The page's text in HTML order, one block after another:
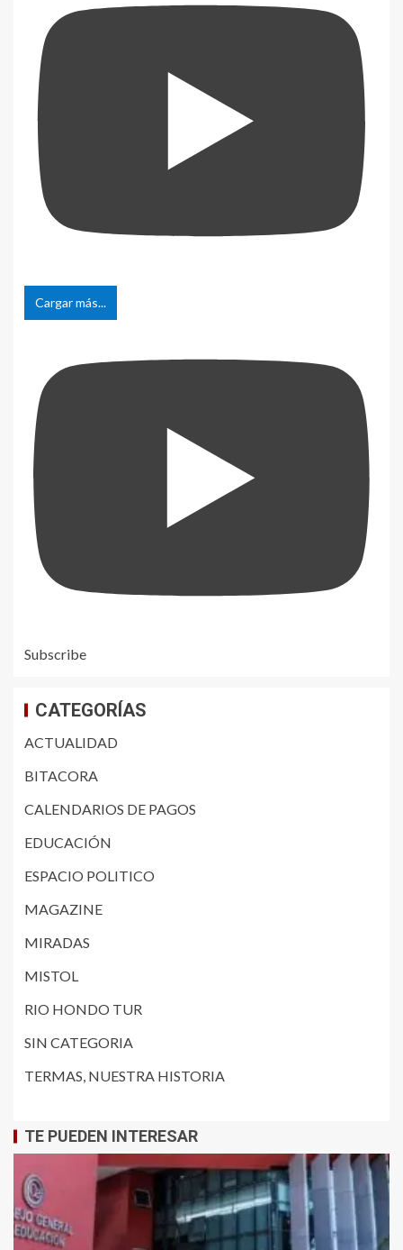
Cargar más...
Subscribe
CATEGORÍAS
ACTUALIDAD
BITACORA
CALENDARIOS DE PAGOS
EDUCACIÓN
ESPACIO POLITICO
MAGAZINE
MIRADAS
MISTOL
RIO HONDO TUR
SIN CATEGORIA
TERMAS, NUESTRA HISTORIA
TE PUEDEN INTERESAR